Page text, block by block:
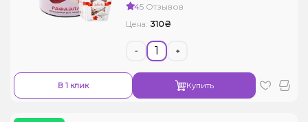
45 Отзывов
Цена: 310₴
- +
В 1 клик Купить